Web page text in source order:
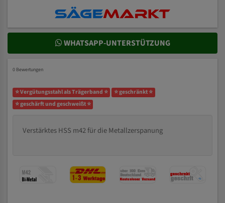
WHATSAPP-UNTERSTÜTZUNG
0 Bewertungen
⭐ Vergütungsstahl als Trägerband ⭐
⭐ geschränkt ⭐
⭐ geschärft und geschweißt ⭐
Verstärktes HSS m42 für die Metallzerspanung